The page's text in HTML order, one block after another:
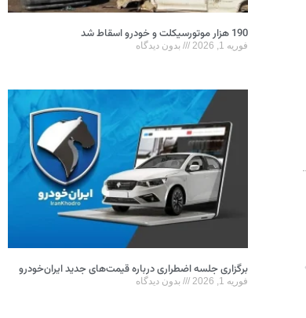
190 هزار موتورسیکلت و خودرو اسقاط شد
فوریه 1, 2026 بدون دیدگاه
برگزاری جلسه اضطراری درباره قیمت‌های جدید ایران‌خودرو
فوریه 1, 2026 بدون دیدگاه